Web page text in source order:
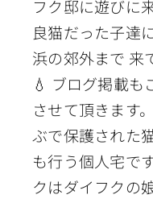
フク邸に遊びに
良猫だった子達
浜の郊外まで 来
💧 ブログ掲載も
させて頂きます
ぶで保護された
も行う個人宅で
クはダイフクの